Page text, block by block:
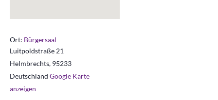
Ort: Bürgersaal
Luitpoldstraße 21
Helmbrechts, 95233
Deutschland Google Karte
anzeigen